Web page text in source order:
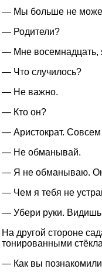
— Мы больше не
— Родители?
— Мне восемнадцать,
— Что случилось?
— Не важно.
— Кто он?
— Аристократ. Совсем
— Не обманывай.
— Я не обманываю. Он
— Чем я тебя не
— Убери руки.
На другой стороне
тонированными
— Как вы